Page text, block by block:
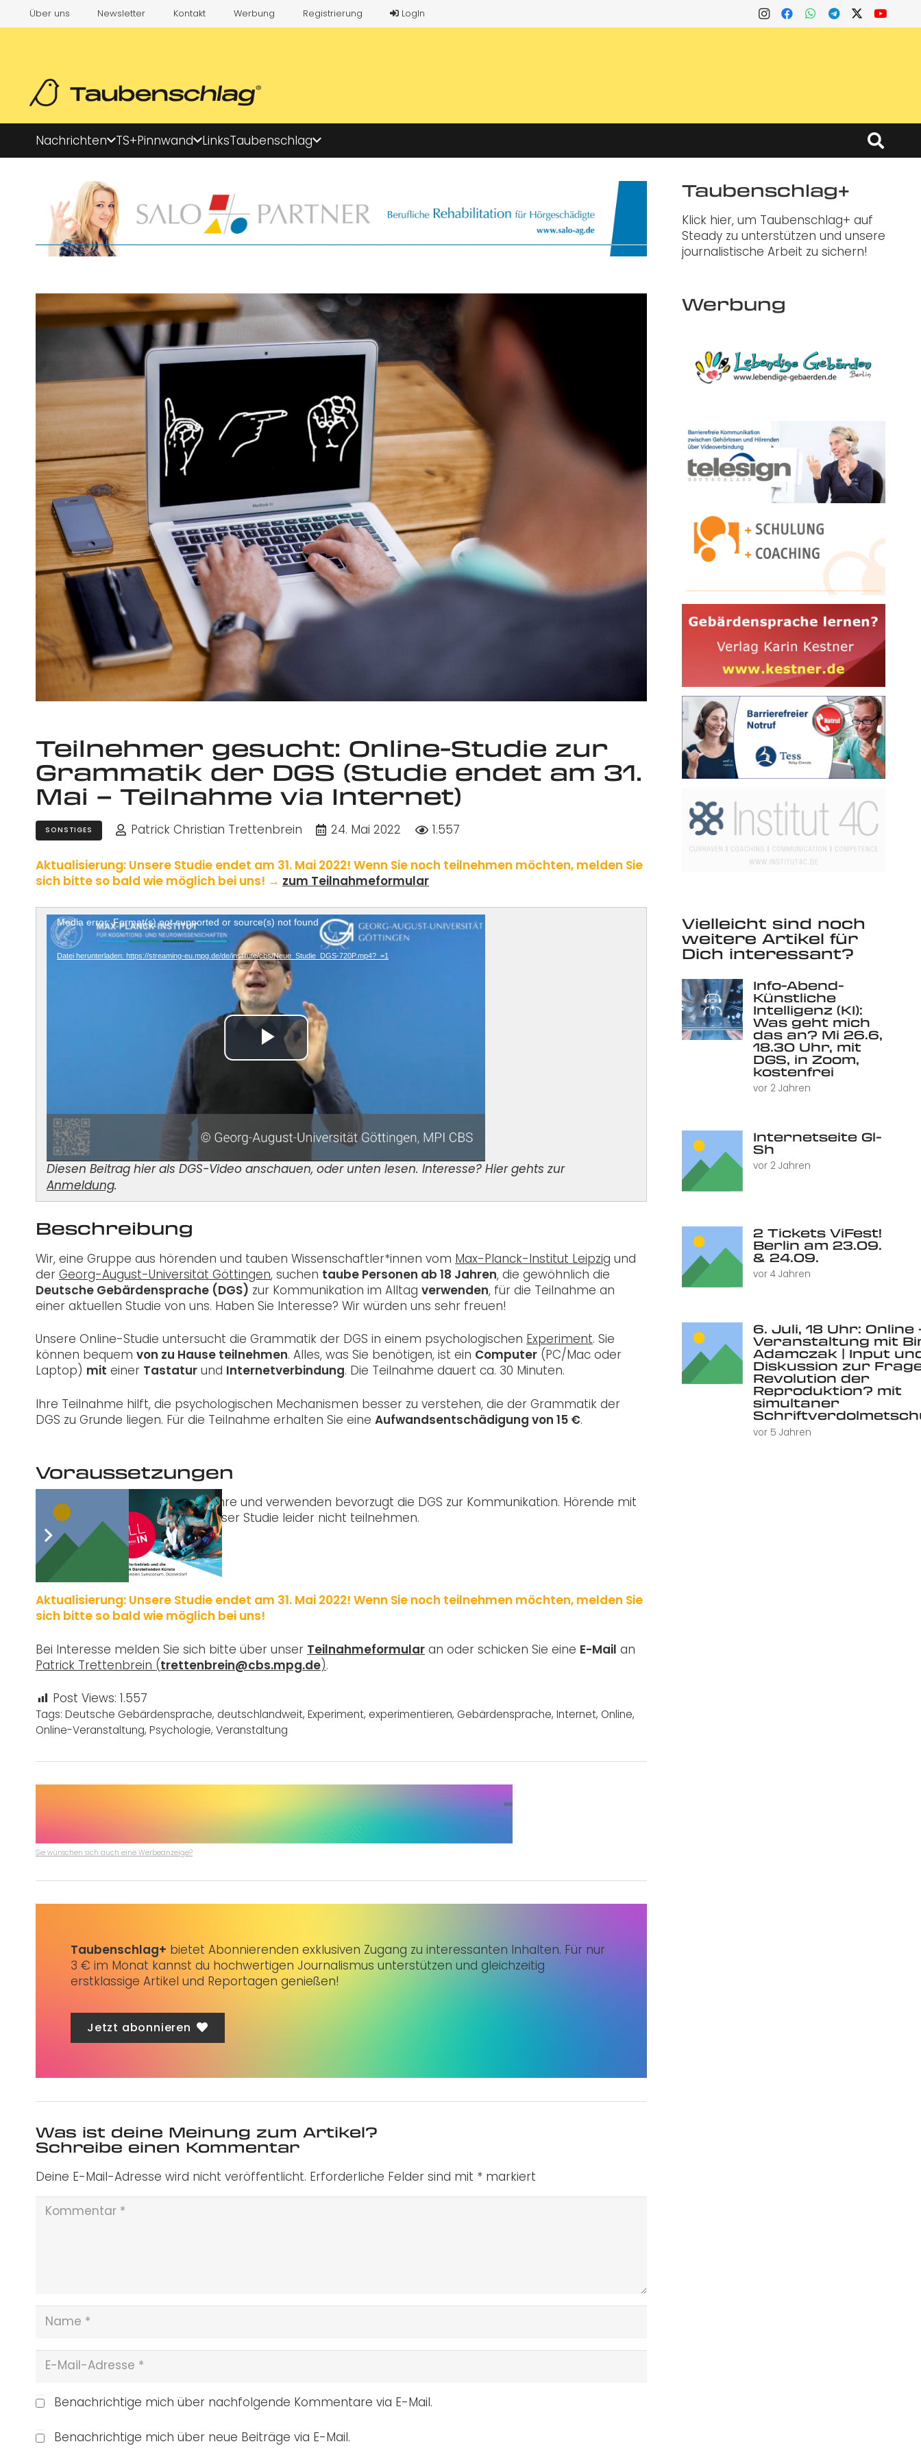
Über uns Newsletter Kontakt Werbung Registrierung LogIn
Nachrichten TS+Pinnwand LinksTaubenschlag
Teilnehmer gesucht: Online-Studie zur
Grammatik der DGS (Studie endet am 31.
Mai – Teilnahme via Internet)
SONSTIGES Patrick Christian Trettenbrein 24. Mai 2022 1.557
Aktualisierung: Unsere Studie endet am 31. Mai 2022! Wenn Sie noch teilnehmen möchten, melden Sie
sich bitte so bald wie möglich bei uns! → zum Teilnahmeformular
Video-
Player
Media error: Format(s) not supported or source(s) not found
Datei herunterladen: https://streaming-eu.mpg.de/de/institute/cbs/Neue_Studie_DGS-720P.mp4?_=1
Diesen Beitrag hier als DGS-Video anschauen, oder unten lesen. Interesse? Hier gehts zur
Anmeldung.
Beschreibung
Wir, eine Gruppe aus hörenden und tauben Wissenschaftler*innen vom Max-Planck-Institut Leipzig und
der Georg-August-Universität Göttingen, suchen taube Personen ab 18 Jahren, die gewöhnlich die
Deutsche Gebärdensprache (DGS) zur Kommunikation im Alltag verwenden, für die Teilnahme an
einer aktuellen Studie von uns. Haben Sie Interesse? Wir würden uns sehr freuen!
Unsere Online-Studie untersucht die Grammatik der DGS in einem psychologischen Experiment. Sie
können bequem von zu Hause teilnehmen. Alles, was Sie benötigen, ist ein Computer (PC/Mac oder
Laptop) mit einer Tastatur und Internetverbindung. Die Teilnahme dauert ca. 30 Minuten.
Ihre Teilnahme hilft, die psychologischen Mechanismen besser zu verstehen, die der Grammatik der
DGS zu Grunde liegen. Für die Teilnahme erhalten Sie eine Aufwandsentschädigung von 15 €.
Voraussetzungen
Sie sind gehörlos, älter als 18 Jahre und verwenden bevorzugt die DGS zur Kommunikation. Hörende mit
DGS-Kompetenz können an dieser Studie leider nicht teilnehmen.
Interesse?
Aktualisierung: Unsere Studie endet am 31. Mai 2022! Wenn Sie noch teilnehmen möchten, melden Sie
sich bitte so bald wie möglich bei uns!
Bei Interesse melden Sie sich bitte über unser Teilnahmeformular an oder schicken Sie eine E-Mail an
Patrick Trettenbrein (trettenbrein@cbs.mpg.de).
Post Views: 1.557
Tags: Deutsche Gebärdensprache, deutschlandweit, Experiment, experimentieren, Gebärdensprache, Internet, Online,
Online-Veranstaltung, Psychologie, Veranstaltung
Sie wünschen sich auch eine Werbeanzeige?
Taubenschlag+ bietet Abonnierenden exklusiven Zugang zu interessanten Inhalten. Für nur
3 € im Monat kannst du hochwertigen Journalismus unterstützen und gleichzeitig
erstklassige Artikel und Reportagen genießen!
Jetzt abonnieren
Was ist deine Meinung zum Artikel?
Schreibe einen Kommentar
Deine E-Mail-Adresse wird nicht veröffentlicht. Erforderliche Felder sind mit * markiert
Benachrichtige mich über nachfolgende Kommentare via E-Mail.
Benachrichtige mich über neue Beiträge via E-Mail.
Taubenschlag+
Klick hier, um Taubenschlag+ auf
Steady zu unterstützen und unsere
journalistische Arbeit zu sichern!
Werbung
Vielleicht sind noch
weitere Artikel für
Dich interessant?
Info-Abend-
Künstliche
Intelligenz (KI):
Was geht mich
das an? Mi 26.6,
18.30 Uhr, mit
DGS, in Zoom,
kostenfrei
vor 2 Jahren
Internetseite Gl-
Sh
vor 2 Jahren
2 Tickets ViFest!
Berlin am 23.09.
& 24.09.
vor 4 Jahren
6. Juli, 18 Uhr: Online
Veranstaltung mit
Adamczak | Input
Diskussion zur
Revolution der
Reproduktion? mit
simultaner
vor 5 Jahren